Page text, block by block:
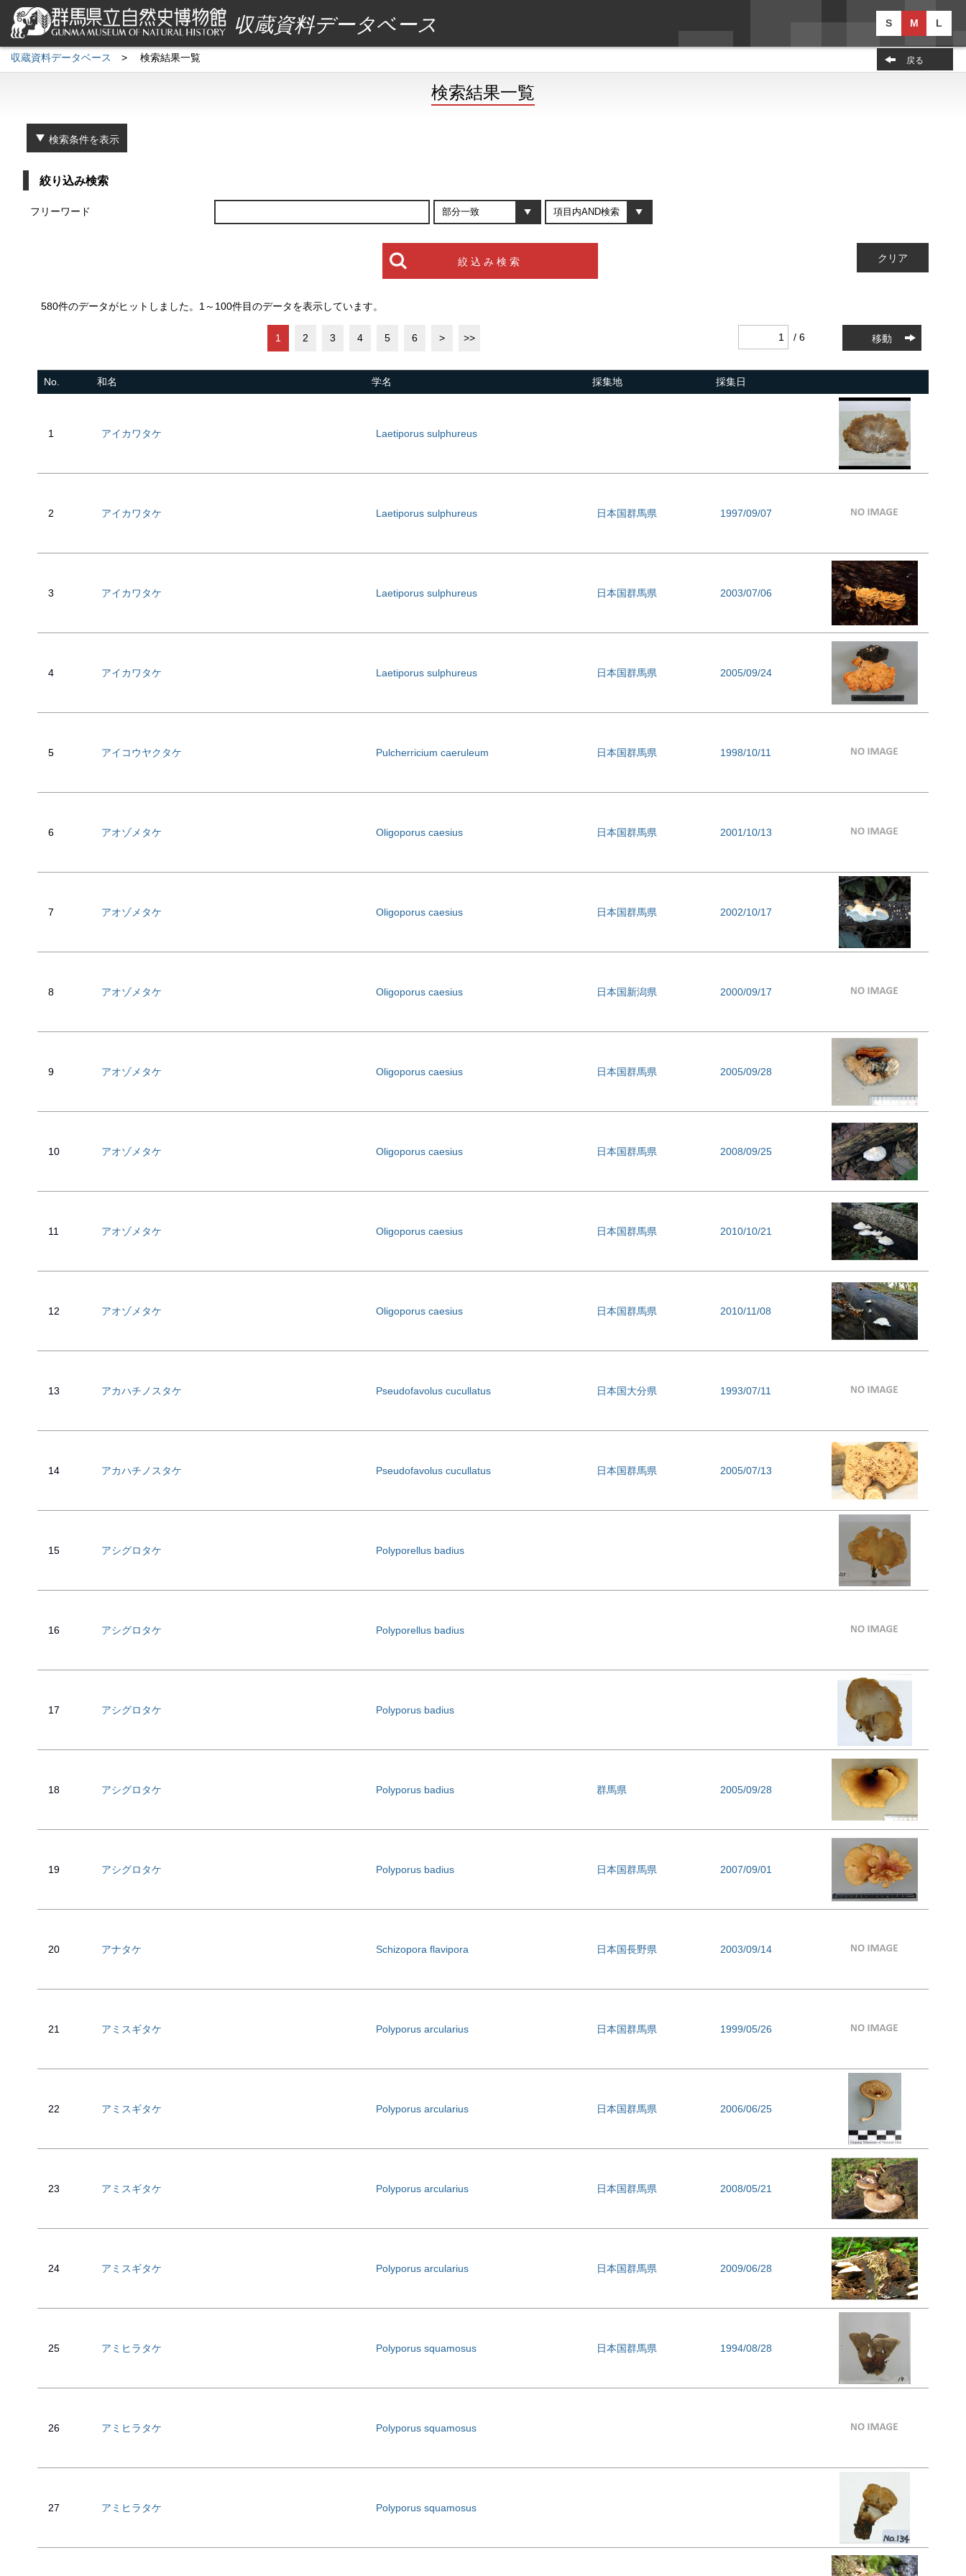
S M L
収蔵資料データベース
収蔵資料データベース > 検索結果一覧 戻る
検索結果一覧
検索条件を表示
絞り込み検索
フリーワード
580件のデータがヒットしました。1～100件目のデータを表示しています。
/ 6 移動
1 2 3 4 5 6 > >>
No. 和名 学名 採集地 採集日
1 アイカワタケ Laetiporus sulphureus
2 アイカワタケ Laetiporus sulphureus 日本国群馬県 1997/09/07
3 アイカワタケ Laetiporus sulphureus 日本国群馬県 2003/07/06
4 アイカワタケ Laetiporus sulphureus 日本国群馬県 2005/09/24
5 アイコウヤクタケ Pulcherricium caeruleum 日本国群馬県 1998/10/11
6 アオゾメタケ Oligoporus caesius 日本国群馬県 2001/10/13
7 アオゾメタケ Oligoporus caesius 日本国群馬県 2002/10/17
8 アオゾメタケ Oligoporus caesius 日本国新潟県 2000/09/17
9 アオゾメタケ Oligoporus caesius 日本国群馬県 2005/09/28
10 アオゾメタケ Oligoporus caesius 日本国群馬県 2008/09/25
11 アオゾメタケ Oligoporus caesius 日本国群馬県 2010/10/21
12 アオゾメタケ Oligoporus caesius 日本国群馬県 2010/11/08
13 アカハチノスタケ Pseudofavolus cucullatus 日本国大分県 1993/07/11
14 アカハチノスタケ Pseudofavolus cucullatus 日本国群馬県 2005/07/13
15 アシグロタケ Polyporellus badius
16 アシグロタケ Polyporellus badius
17 アシグロタケ Polyporus badius
18 アシグロタケ Polyporus badius 群馬県 2005/09/28
19 アシグロタケ Polyporus badius 日本国群馬県 2007/09/01
20 アナタケ Schizopora flavipora 日本国長野県 2003/09/14
21 アミスギタケ Polyporus arcularius 日本国群馬県 1999/05/26
22 アミスギタケ Polyporus arcularius 日本国群馬県 2006/06/25
23 アミスギタケ Polyporus arcularius 日本国群馬県 2008/05/21
24 アミスギタケ Polyporus arcularius 日本国群馬県 2009/06/28
25 アミヒラタケ Polyporus squamosus 日本国群馬県 1994/08/28
26 アミヒラタケ Polyporus squamosus
27 アミヒラタケ Polyporus squamosus